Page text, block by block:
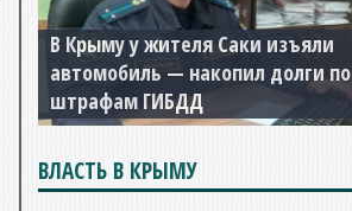
В Крыму у жителя Саки изъяли
автомобиль — накопил долги по
штрафам ГИБДД
ВЛАСТЬ В КРЫМУ